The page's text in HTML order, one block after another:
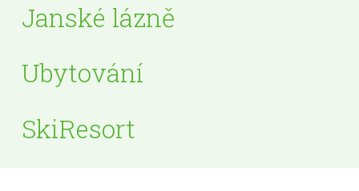
Janské lázně
Ubytování
SkiResort